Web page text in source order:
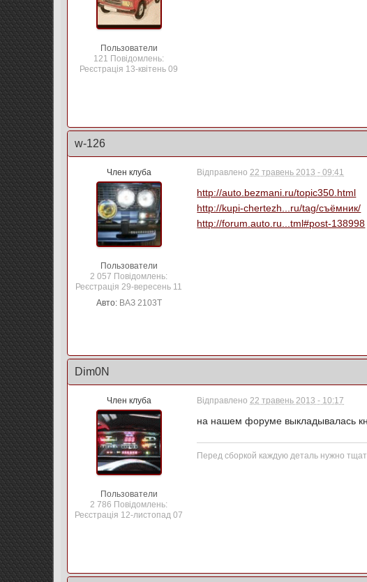
Пользователи
121 Повідомлень:
Реєстрація 13-квітень 09
w-126
Член клуба
Пользователи
2 057 Повідомлень:
Реєстрація 29-вересень 11
Авто: ВАЗ 2103Т
Відправлено22 травень 2013 - 09:41
http://auto.bezmani.ru/topic350.html
http://kupi-chertezh...ru/tag/съёмник/
http://forum.auto.ru...tml#post-138998
Dim0N
Член клуба
Пользователи
2 786 Повідомлень:
Реєстрація 12-листопад 07
Відправлено22 травень 2013 - 10:17
на нашем форуме выкладывалась
Перед сборкой каждую деталь нужно